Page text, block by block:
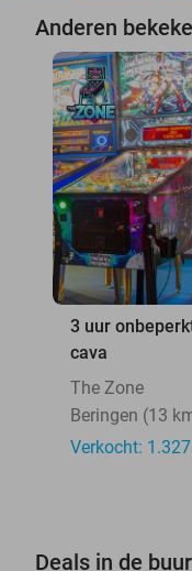
Anderen
3 uur
cava
The Zone
Beringen (13
Verkocht: 1.327
Deals in de